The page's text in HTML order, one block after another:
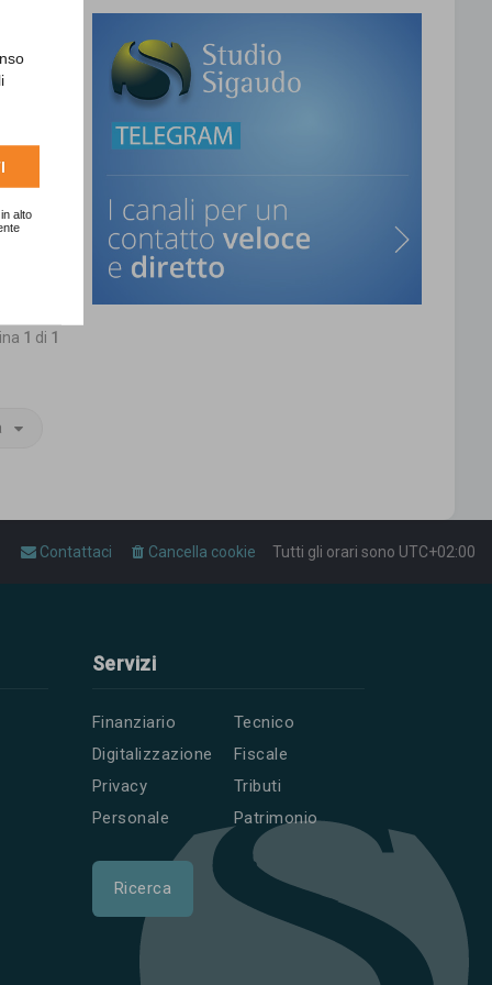
alto
1 di 1
Tutti gli orari sono UTC+02:00
Cancella cookie
Contattaci
Servizi
Finanziario
Digitalizzazione
Privacy
Personale
Tecnico
Fiscale
Tributi
Patrimonio
Ricerca